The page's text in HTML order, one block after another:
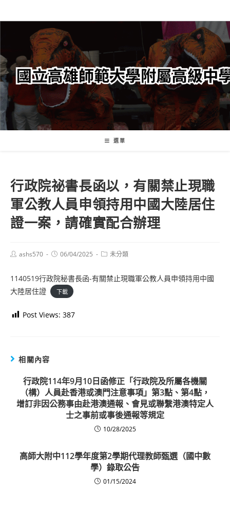
轉
要
內
容
選單
行政院祕書長函以，有關禁止現職
軍公教人員申領持用中國大陸居住
證一案，請確實配合辦理
Postashs570
Post06/04/2025
Post未分類
1140519行政院秘書長函-有關禁止現職軍公教人員申領持用中國
大陸居住證
下載
Post Views: 387
相關內容
行政院114年9月10日函修正「行政院及所屬各機關
（構）人員赴香港或澳門注意事項」第3點、第4點，
增訂非因公務事由赴港澳通報、會見或聯繫港澳特定人
士之事前或事後通報等規定
10/28/2025
高師大附中112學年度第2學期代理教師甄選（國中數
學）錄取公告
01/15/2024